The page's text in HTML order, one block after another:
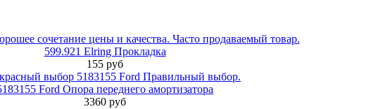
599.921 Elring Прокладка
155 руб
Ford Опора переднего амортизатора
3360 руб